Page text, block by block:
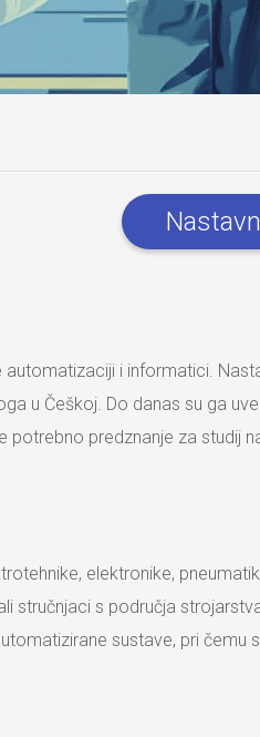
i informatici.
u Češkoj. Do danas su ga
predznanje za studij
elektronike,
stručnjaci s područja
sustave, pri čemu